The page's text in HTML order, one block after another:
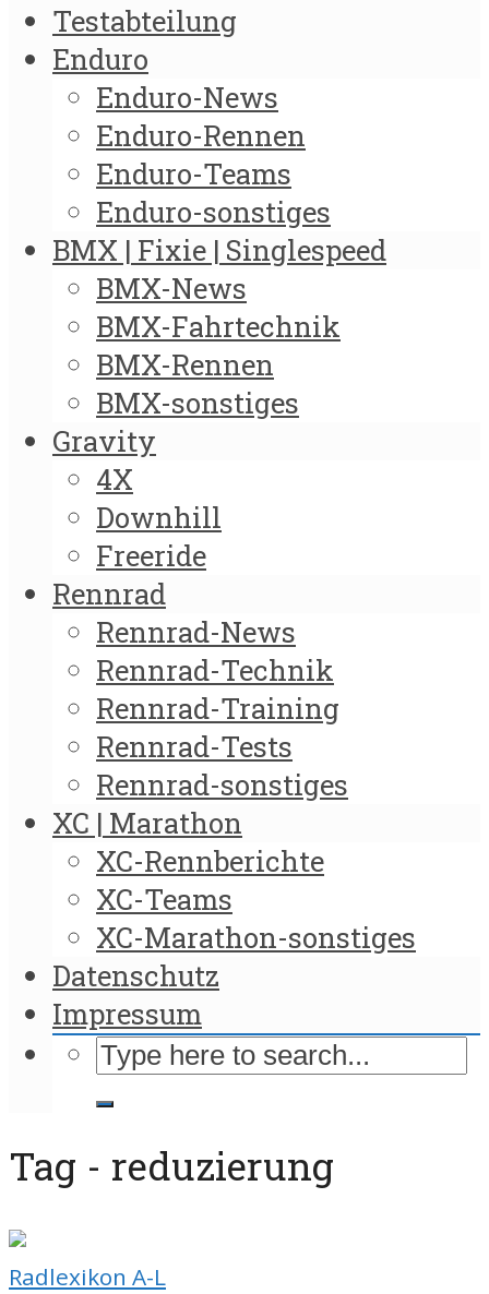
Testabteilung
Enduro
Enduro-News
Enduro-Rennen
Enduro-Teams
Enduro-sonstiges
BMX | Fixie | Singlespeed
BMX-News
BMX-Fahrtechnik
BMX-Rennen
BMX-sonstiges
Gravity
4X
Downhill
Freeride
Rennrad
Rennrad-News
Rennrad-Technik
Rennrad-Training
Rennrad-Tests
Rennrad-sonstiges
XC | Marathon
XC-Rennberichte
XC-Teams
XC-Marathon-sonstiges
Datenschutz
Impressum
Tag - reduzierung
Radlexikon A-L